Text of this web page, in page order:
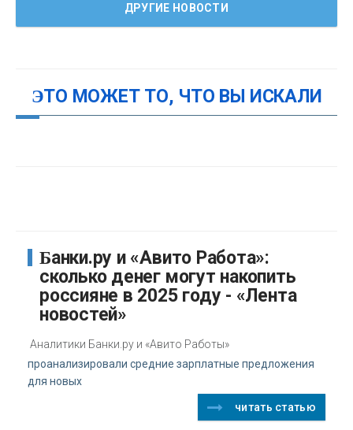
ДРУГИЕ НОВОСТИ
ЭТО МОЖЕТ ТО, ЧТО ВЫ ИСКАЛИ
Банки.ру и «Авито Работа»:
сколько денег могут накопить
россияне в 2025 году - «Лента
новостей»
Аналитики Банки.ру и «Авито Работы»
проанализировали средние зарплатные предложения
для новых
читать статью